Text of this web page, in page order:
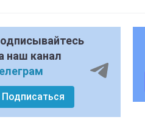
наш канал
Подписаться